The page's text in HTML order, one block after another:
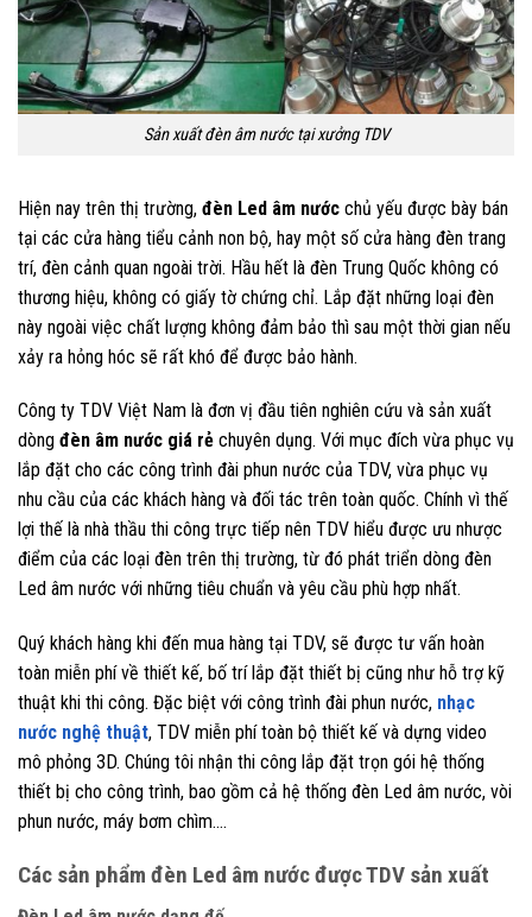
Sản xuất đèn âm nước tại xưởng TDV
Hiện nay trên thị trường, đèn Led âm nước chủ yếu được bày bán
tại các cửa hàng tiểu cảnh non bộ, hay một số cửa hàng đèn trang
trí, đèn cảnh quan ngoài trời. Hầu hết là đèn Trung Quốc không có
thương hiệu, không có giấy tờ chứng chỉ. Lắp đặt những loại đèn
này ngoài việc chất lượng không đảm bảo thì sau một thời gian nếu
xảy ra hỏng hóc sẽ rất khó để được bảo hành.
Công ty TDV Việt Nam là đơn vị đầu tiên nghiên cứu và sản xuất
dòng đèn âm nước giá rẻ chuyên dụng. Với mục đích vừa phục vụ
lắp đặt cho các công trình đài phun nước của TDV, vừa phục vụ
nhu cầu của các khách hàng và đối tác trên toàn quốc. Chính vì thế
lợi thế là nhà thầu thi công trực tiếp nên TDV hiểu được ưu nhược
điểm của các loại đèn trên thị trường, từ đó phát triển dòng đèn
Led âm nước với những tiêu chuẩn và yêu cầu phù hợp nhất.
Quý khách hàng khi đến mua hàng tại TDV, sẽ được tư vấn hoàn
toàn miễn phí về thiết kế, bố trí lắp đặt thiết bị cũng như hỗ trợ kỹ
thuật khi thi công. Đặc biệt với công trình đài phun nước, nhạc
nước nghệ thuật, TDV miễn phí toàn bộ thiết kế và dựng video
mô phỏng 3D. Chúng tôi nhận thi công lắp đặt trọn gói hệ thống
thiết bị cho công trình, bao gồm cả hệ thống đèn Led âm nước, vòi
phun nước, máy bơm chìm….
Các sản phẩm đèn Led âm nước được TDV sản xuất